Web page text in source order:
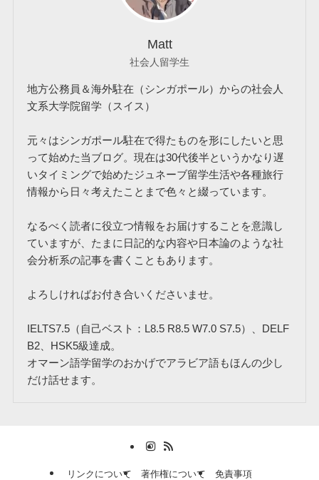
Matt
社会人留学生
地方公務員＆海外駐在（シンガポール）からの社会人
文系大学院留学（スイス）
元々はシンガポール駐在で得たものを形にしたいと思
って始めた当ブログ。現在は30代後半というかなり遅
いタイミングで始めたジュネーブ留学生活や各種旅行
情報から日々考えたことまで色々と綴っています。
なるべく読者に役立つ情報をお届けすることを意識し
ていますが、たまに日記的な内容や日本論のような社
会分析系の記事を書くこともあります。
よろしければお付き合いくださいませ。
IELTS7.5（自己ベスト：L8.5 R8.5 W7.0 S7.5）、DELF
B2、HSK5級達成。
オマーン語学留学のおかげでアラビア語もほんの少し
だけ話せます。
リンクについて 著作権について 免責事項